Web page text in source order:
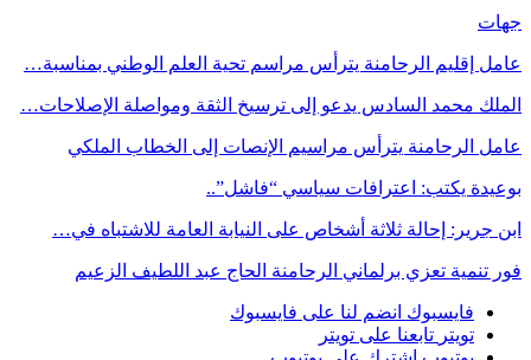
جهات
عامل إقليم الرحامنة يترأس مراسم تحية العلم الوطني بمناسبة…
الملك محمد السادس يدعو إلى ترسيخ الثقة ومواصلة الإصلاحات…
عامل الرحامنة يترأس مراسيم الإنصات إلى الخطاب الملكي
بوعيدة يكتب: اعترافات سياسي “فاشل”..
ابن جرير: إحالة ثلاثة أشخاص على النيابة العامة للاشتباه في…
فور تنمية تعزي برلماني الرحامنة الحاج عبد اللطيف الزعيم
فايسبوك انضم لنا على فايسبوك
تويتر تابعنا على تويتر